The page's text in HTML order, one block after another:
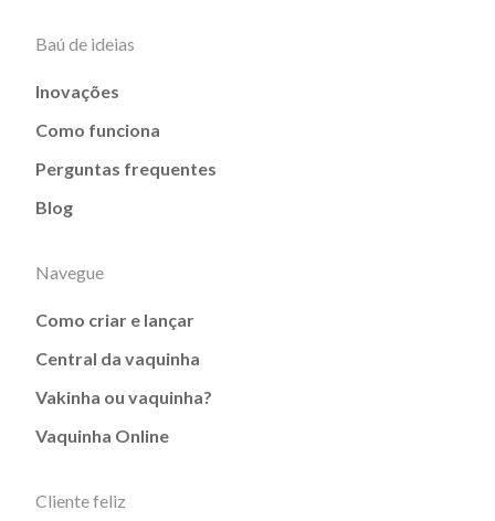
Baú de ideias
Inovações
Como funciona
Perguntas frequentes
Blog
Navegue
Como criar e lançar
Central da vaquinha
Vakinha ou vaquinha?
Vaquinha Online
Cliente feliz